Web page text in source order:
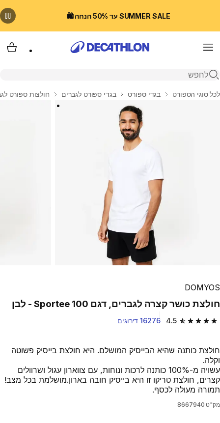
SUMMER SALE עד 50% הנחה 🛍️
Menu
פתיחת חיפוש
בית
לכל סוגי הספורט בגדי ספורט בגדי ספורט לגברים חולצות ספורט
Play Video
DOMYOS
חולצת כושר קצרה לגברים, דגם Sportee 100 - לבן
4.5 4.5 out of 5 stars from 16276 reviews 16276 דירוגים
חולצת כותנה שהיא הבייסיק המושלם. היא חולצת בייסיק פשוטה
וקלה.
עשויה מ-100% כותנה לרכות ונוחות, עם צווארון עגול ושרוולים
קצרים, חולצת טריקו זו היא בייסיק חובה בארון.מושלמת בכל מצב!
תמורה מעולה לכסף.
מק"ט 8667940